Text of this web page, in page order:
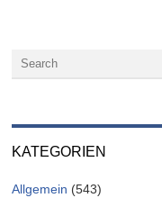
KATEGORIEN
Allgemein (543)